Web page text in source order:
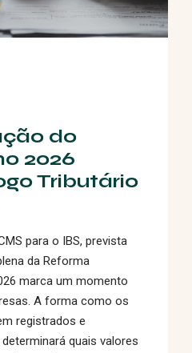
do
2026
Tributário
para o IBS, prevista
da Reforma
marca um momento
A forma como os
registrados e
quais valores